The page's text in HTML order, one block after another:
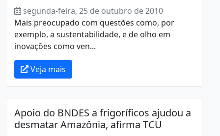
segunda-feira, 25 de outubro de 2010
Mais preocupado com questões como, por
exemplo, a sustentabilidade, e de olho em
inovações como ven...
Veja mais
Apoio do BNDES a frigoríficos ajudou a
desmatar Amazônia, afirma TCU